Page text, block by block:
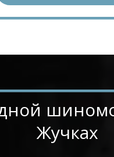
Жучках